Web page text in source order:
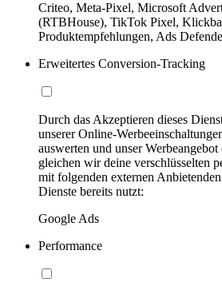
Criteo, Meta-Pixel, Microsoft
(RTBHouse), TikTok Pixel,
Produktempfehlungen, Ads
Erweitertes Conversion-Tracking
Durch das Akzeptieren dieses
unserer Online-
auswerten und unser
gleichen wir deine verschlüsselten
mit folgenden externen
Dienste bereits nutzt:
Google Ads
Performance